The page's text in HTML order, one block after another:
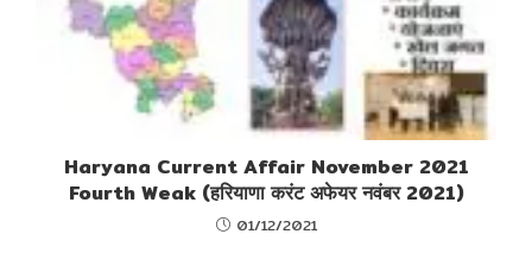
Haryana Current Affair November 2021
Fourth Weak (हरियाणा करंट अफेयर नवंबर 2021)
01/12/2021